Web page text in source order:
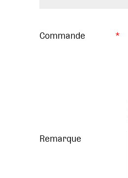
Commande *
Remarque